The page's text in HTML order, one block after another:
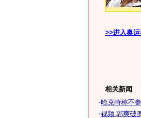
>>进入奥
相关新闻
·哈克特称不
·视频:郭爽破